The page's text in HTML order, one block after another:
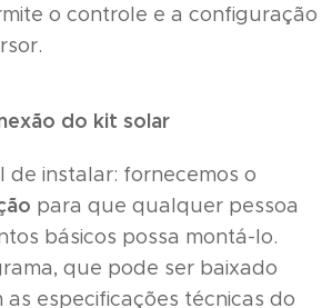
o controle e a configuração
do kit solar
de instalar: fornecemos o
para que qualquer pessoa
básicos possa montá-lo.
que pode ser baixado
especificações técnicas do